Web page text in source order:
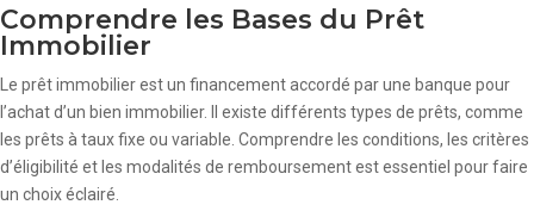
Comprendre les Bases du Prêt
Immobilier
Le prêt immobilier est un financement accordé par une banque pour
l’achat d’un bien immobilier. Il existe différents types de prêts, comme
les prêts à taux fixe ou variable. Comprendre les conditions, les critères
d’éligibilité et les modalités de remboursement est essentiel pour faire
un choix éclairé.